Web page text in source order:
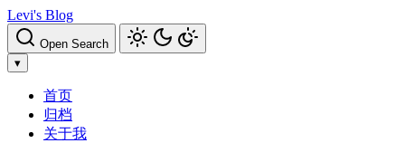
Levi's Blog
Open Search
▾
首页
归档
关于我